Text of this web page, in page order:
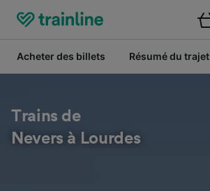
Acheter des billets Résumé du trajet
Trains de
Nevers à Lourdes